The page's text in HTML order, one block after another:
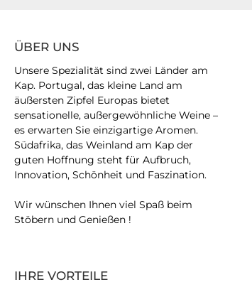
IHRE VORTEILE
ÜBER UNS
Unsere Spezialität sind zwei Länder am
Kap. Portugal, das kleine Land am
äußersten Zipfel Europas bietet
sensationelle, außergewöhnliche Weine –
es erwarten Sie einzigartige Aromen.
Südafrika, das Weinland am Kap der
guten Hoffnung steht für Aufbruch,
Innovation, Schönheit und Faszination.
Wir wünschen Ihnen viel Spaß beim
Stöbern und Genießen !